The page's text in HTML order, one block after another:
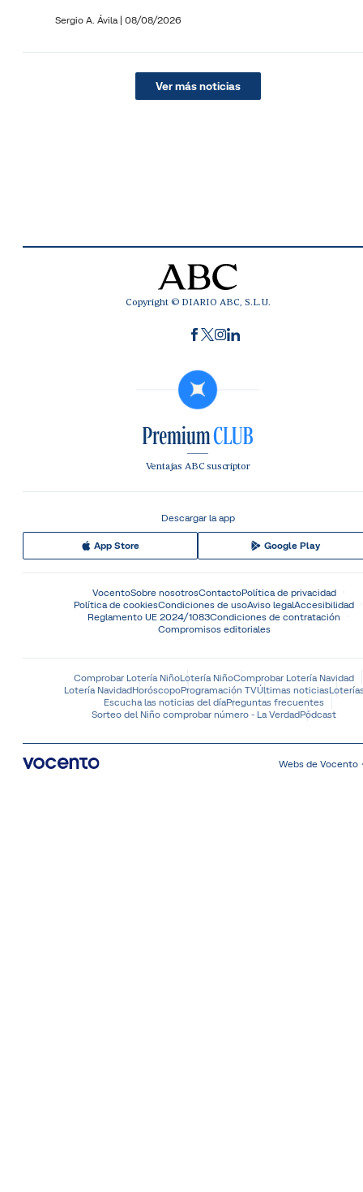
Sergio A. Ávila | 08/08/2026
Ver más noticias
Copyright © DIARIO ABC, S.L.U.
Ventajas ABC suscriptor
Descargar la app
App Store Google Play
VocentoSobre nosotrosContactoPolítica de privacidad
Política de cookiesCondiciones de usoAviso legalAccesibilidad
Reglamento UE 2024/1083Condiciones de contratación
Compromisos editoriales
Comprobar Lotería NiñoLotería NiñoComprobar Lotería Navidad
Lotería NavidadHoróscopoProgramación TVÚltimas noticias
Escucha las noticias del díaPreguntas frecuentes
Sorteo del Niño comprobar número - La VerdadPódcast
Webs de Vocento